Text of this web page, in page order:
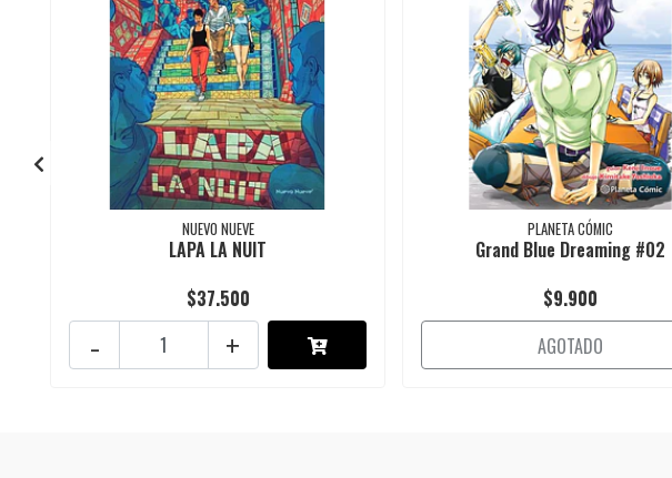
NUEVO NUEVE
LAPA LA NUIT
$37.500
+
-
PLANETA CÓMIC
Grand Blue Dreaming #02
$9.900
AGOTADO